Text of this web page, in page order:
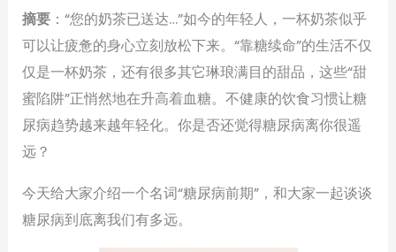
摘要 ：“您的奶茶已送达…”如今的年轻人，一杯奶茶似乎
可以让疲惫的身心立刻放松下来。“靠糖续命”的生活不仅
仅是一杯奶茶，还有很多其它琳琅满目的甜品，这些“甜
蜜陷阱”正悄然地在升高着血糖。不健康的饮食习惯让糖
尿病趋势越来越年轻化。你是否还觉得糖尿病离你很遥
远？
今天给大家介绍一个名词“糖尿病前期”，和大家一起谈谈
糖尿病到底离我们有多远。